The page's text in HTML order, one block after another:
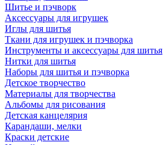
Шитье и пэчворк
Аксессуары для игрушек
Иглы для шитья
Ткани для игрушек и пэчворка
Инструменты и аксессуары для шитья
Нитки для шитья
Наборы для шитья и пэчворка
Детское творчество
Материалы для творчества
Альбомы для рисования
Детская канцелярия
Карандаши, мелки
Краски детские